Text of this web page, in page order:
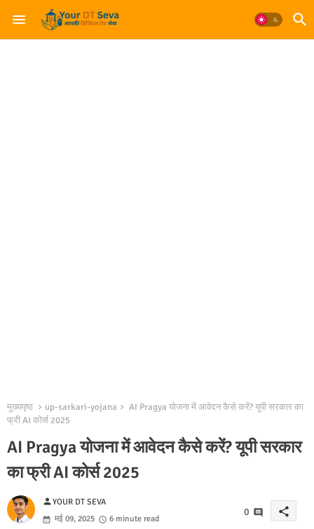
मुख्यपृष्ठ up-sarkari-yojana
AI Pragya योजना में आवेदन कैसे करें? यूपी सरकार का
फ्री AI कोर्स 2025
AI Pragya योजना में आवेदन कैसे करें? यूपी सरकार
का फ्री AI कोर्स 2025
personYOUR DT SEVA
मई 09, 2025
6 minute read
0 share